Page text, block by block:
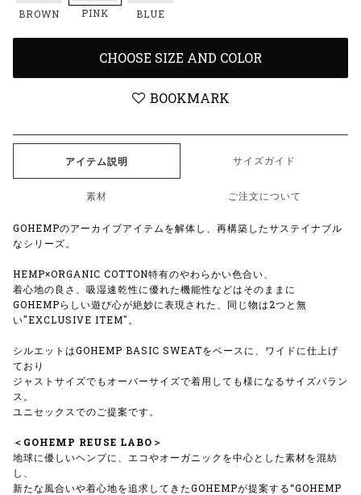
BROWN PINK BLUE
CHOOSE SIZE AND COLOR
BOOKMARK
アイテム説明 サイズガイド
素材 ご注文について
GOHEMPのアーカイブアイテムを解体し、再構築したサステイナブル
なシリーズ。
HEMP×ORGANIC COTTON特有のやわらかい色合い、
着心地の良さ、吸湿速乾性に優れた機能性などはそのままに
GOHEMPらしい遊び心が絶妙に表現された、同じ物は2つと無
い"EXCLUSIVE ITEM"。
シルエットはGOHEMP BASIC SWEATをベースに、ワイドに仕上げ
ており
ジャストサイズでもオーバーサイズで着用しても様になるサイズバラン
ス。
ユニセックスでのご提案です。
＜GOHEMP REUSE LABO＞
地球に優しいヘンプに、エコやオーガニックを中心とした素材を混紡
し、
新たな風合いや着心地を追求してきたGOHEMPが提案する“GOHEMP